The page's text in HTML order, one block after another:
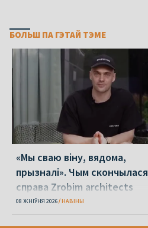
БОЛЬШ ПА ГЭТАЙ ТЭМЕ
«Мы сваю віну, вядома,
прызналі». Чым скончылася
справа Zrobim architects
08 ЖНІЎНЯ 2026 НАВІНЫ